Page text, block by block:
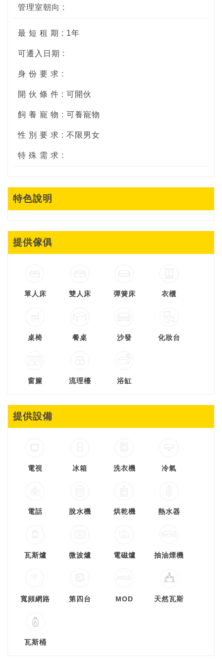
管理室朝向 :
最 短 租 期 : 1年
可遷入日期 :
身 份 要 求 :
開 伙 條 件 : 可開伙
飼 養 寵 物 : 可養寵物
性 別 要 求 : 不限男女
特 殊 需 求 :
特色說明
提供傢俱
單人床 雙人床 彈簧床 衣櫃
桌椅 餐桌 沙發 化妝台
窗簾 流理檯 浴缸
提供設備
電視 冰箱 洗衣機 冷氣
電話 脫水機 烘乾機 熱水器
瓦斯爐 微波爐 電磁爐 抽油煙機
寬頻網路 第四台 MOD 天然瓦斯
瓦斯桶